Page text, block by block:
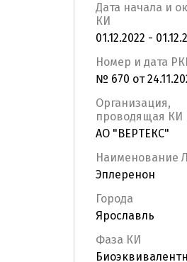
Дата начала и
КИ
01.12.2022 -
Номер и дата
№ 670 от
Организация,
проводящая КИ
АО "ВЕРТЕКС"
Наименование
Эплеренон
Города
Ярославль
Фаза КИ